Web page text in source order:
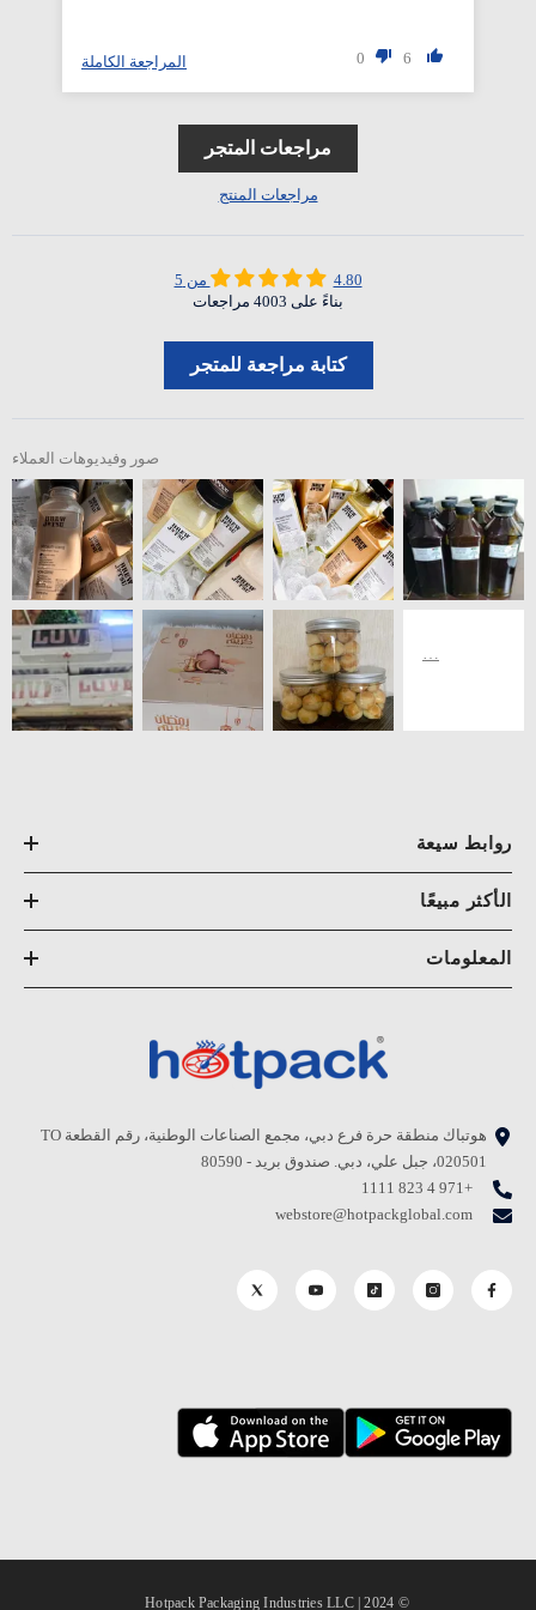
6
0 المراجعة الكاملة
مراجعات المتجر
مراجعات المنتج
4.80 من 5
بناءً على 4003 مراجعات
كتابة مراجعة للمتجر
صور وفيديوهات العملاء
روابط سيعة
الأكثر مبيعًا
المعلومات
هوتباك منطقة حرة فرع دبي، مجمع الصناعات الوطنية، رقم القطعة TO
020501، جبل علي، دبي. صندوق بريد - 80590
+971 4 823 1111
webstore@hotpackglobal.com
© 2024 | Hotpack Packaging Industries LLC